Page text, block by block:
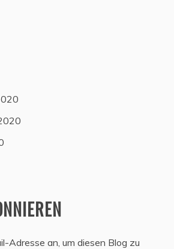
Adresse an, um diesen Blog zu